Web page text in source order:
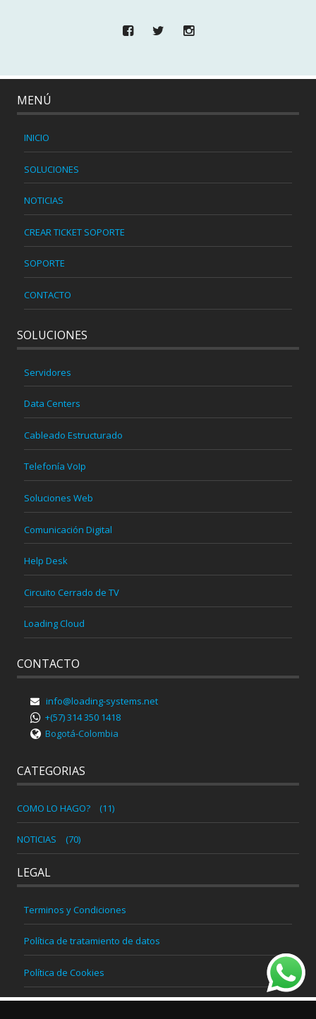
MENÚ
INICIO
SOLUCIONES
NOTICIAS
CREAR TICKET SOPORTE
SOPORTE
CONTACTO
SOLUCIONES
Servidores
Data Centers
Cableado Estructurado
Telefonía VoIp
Soluciones Web
Comunicación Digital
Help Desk
Circuito Cerrado de TV
Loading Cloud
CONTACTO
info@loading-systems.net
+(57) 314 350 1418
Bogotá-Colombia
CATEGORIAS
COMO LO HAGO? (11)
NOTICIAS (70)
LEGAL
Terminos y Condiciones
Política de tratamiento de datos
Política de Cookies